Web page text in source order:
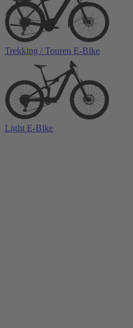
Trekking / Touren E-Bike
Light E-Bike